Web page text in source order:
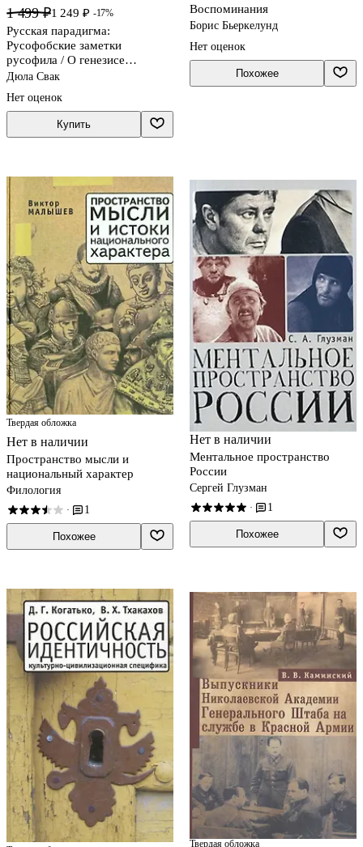
1 499 ₽1 249 ₽ -17%
Русская парадигма:
Русофобские заметки
русофила / О генезисе
русофобии
Дюла Свак
Нет оценок
Купить
Воспоминания
Борис Бьеркелунд
Нет оценок
Похожее
Твердая обложка
Нет в наличии
Пространство мысли и
национальный характер
Филология
· 1
Похожее
Нет в наличии
Ментальное пространство
России
Сергей Глузман
· 1
Похожее
Твердая обложка